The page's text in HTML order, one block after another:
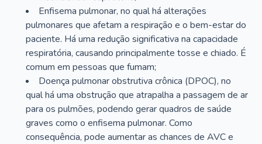
Enfisema pulmonar, no qual há alterações
pulmonares que afetam a respiração e o bem-estar do
paciente. Há uma redução significativa na capacidade
respiratória, causando principalmente tosse e chiado. É
comum em pessoas que fumam;
Doença pulmonar obstrutiva crônica (DPOC), no
qual há uma obstrução que atrapalha a passagem de ar
para os pulmões, podendo gerar quadros de saúde
graves como o enfisema pulmonar. Como
consequência, pode aumentar as chances de AVC e